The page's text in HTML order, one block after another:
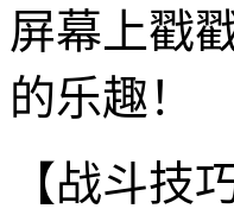
屏幕上戳
的乐趣！
【战斗技